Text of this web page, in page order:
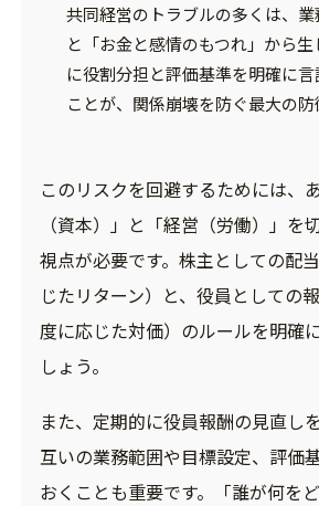
共同経営のトラブルの多くは、
と「お金と感情のもつれ」から
に役割分担と評価基準を明確に言
ことが、関係崩壊を防ぐ最大の防
このリスクを回避するためには、
（資本）」と「経営（労働）」を
視点が必要です。株主としての配
じたリターン）と、役員としての
度に応じた対価）のルールを明確
しょう。
また、定期的に役員報酬の見直し
互いの業務範囲や目標設定、評価
おくことも重要です。「誰が何を